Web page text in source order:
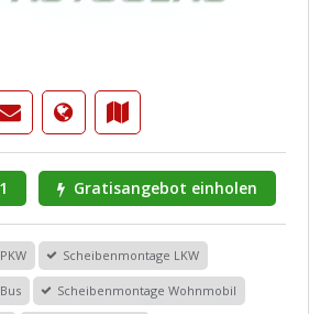
Gratisangebot einholen
Scheibenmontage LKW
Scheibenmontage Wohnmobil